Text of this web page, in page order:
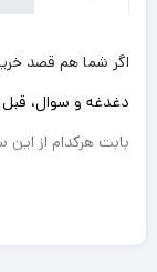
اگر شما هم قصد
دغدغه و سوال،
بابت هرکدام از